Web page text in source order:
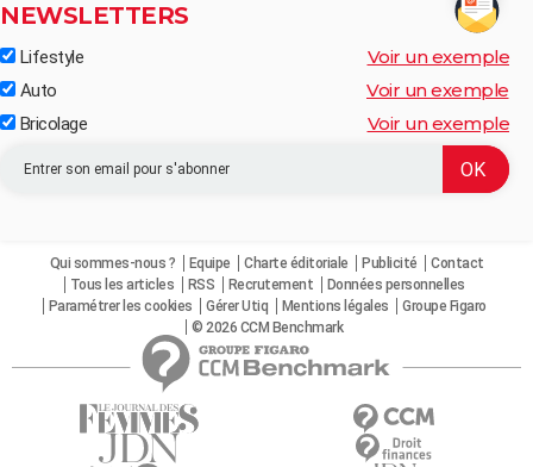
NEWSLETTERS
Lifestyle Voir un exemple
Auto Voir un exemple
Bricolage Voir un exemple
Qui sommes-nous ? Equipe Charte éditoriale Publicité
Contact
Tous les articles
RSS Recrutement
Données personnelles
Paramétrer les cookies
Gérer Utiq Mentions légales
Groupe Figaro
© 2026 CCM Benchmark